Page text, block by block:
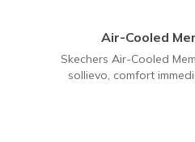
Air-Cooled
Skechers Air-Cooled
sollievo, comfort